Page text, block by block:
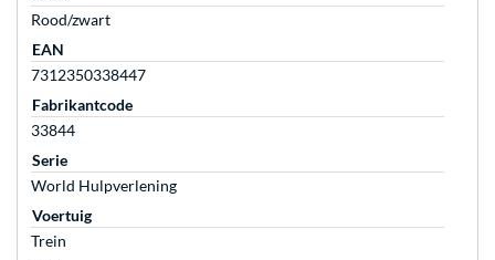
Rood/zwart
EAN
7312350338447
Fabrikantcode
33844
Serie
World Hulpverlening
Voertuig
Trein